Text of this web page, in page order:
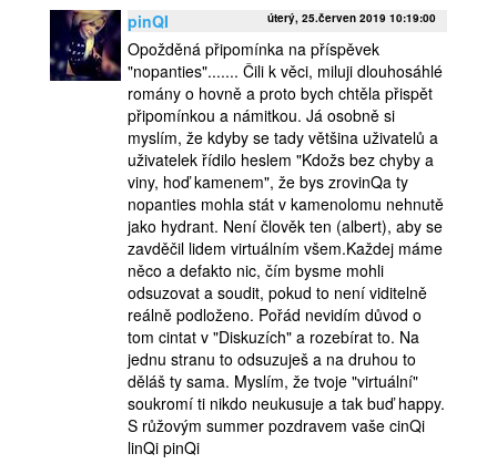
pinQI
úterý, 25.červen 2019 10:19:00
Opožděná připomínka na příspěvek
"nopanties"....... Čili k věci, miluji dlouhosáhlé
romány o hovně a proto bych chtěla přispět
připomínkou a námitkou. Já osobně si
myslím, že kdyby se tady většina uživatelů a
uživatelek řídilo heslem "Kdožs bez chyby a
viny, hoď kamenem", že bys zrovinQa ty
nopanties mohla stát v kamenolomu nehnutě
jako hydrant. Není člověk ten (albert), aby se
zavděčil lidem virtuálním všem.Každej máme
něco a defakto nic, čím bysme mohli
odsuzovat a soudit, pokud to není viditelně
reálně podloženo. Pořád nevidím důvod o
tom cintat v "Diskuzích" a rozebírat to. Na
jednu stranu to odsuzuješ a na druhou to
děláš ty sama. Myslím, že tvoje "virtuální"
soukromí ti nikdo neukusuje a tak buď happy.
S růžovým summer pozdravem vaše cinQi
linQi pinQi